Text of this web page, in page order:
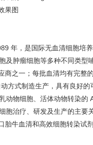
果图
年，是国际无血清细胞培
及肿瘤细胞等多种不同类型
商之一；每批血清均有完整
方式制造生产，具有良好
动物细胞、活体动物转染的
胞治疗、研发及生产的主要
胎牛血清和高效细胞转染